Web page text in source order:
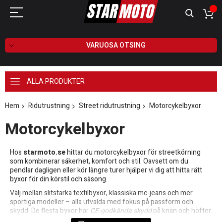
VARUOSA OTSING
ALLA PRODUKTER
Hem Ridutrustning Street ridutrustning Motorcykelbyxor
Motorcykelbyxor
Hos starmoto.sehittar du motorcykelbyxor för streetkörning
som kombinerar säkerhet, komfort och stil. Oavsett om du
pendlar dagligen eller kör längre turer hjälper vi dig att hitta rätt
byxor för din körstil och säsong.
Välj mellan slitstarka textilbyxor, klassiska mc-jeans och mer
sportiga modeller – alla utvalda med fokus på passform och
skydd. De flesta byxor har CE-godkända skyddpå knän och höfter
samt smarta detaljer som ventilation, stretchpaneler och